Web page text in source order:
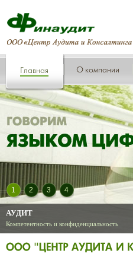
Главная О компании
АУДИТ
Компетентность и конфиденциальность
1 2 3 4